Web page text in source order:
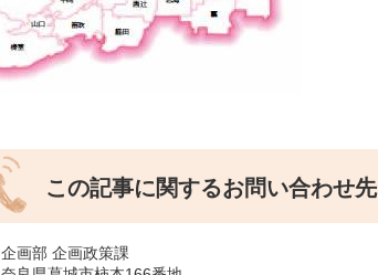
この記事に関するお問い合わせ先
企画部 企画政策課